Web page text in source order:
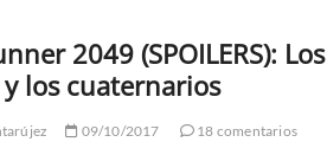
2049 (SPOILERS): Los
los cuaternarios
09/10/2017
18 comentarios